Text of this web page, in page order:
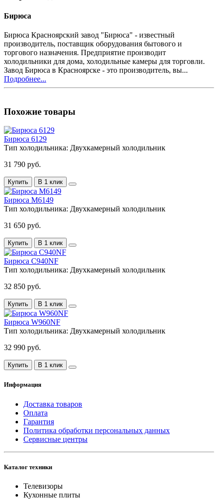
Бирюса
Бирюса Красноярский завод "Бирюса" - известный
производитель, поставщик оборудования бытового и
торгового назначения. Предприятие производит
холодильники для дома, холодильные камеры для торговли.
Завод Бирюса в Красноярске - это производитель, вы...
Подробнее...
Похожие товары
Бирюса 6129
Тип холодильника: Двухкамерный холодильник
31 790 руб.
Купить В 1 клик
Бирюса M6149
Тип холодильника: Двухкамерный холодильник
31 650 руб.
Купить В 1 клик
Бирюса C940NF
Тип холодильника: Двухкамерный холодильник
32 850 руб.
Купить В 1 клик
Бирюса W960NF
Тип холодильника: Двухкамерный холодильник
32 990 руб.
Купить В 1 клик
Информация
Доставка товаров
Оплата
Гарантия
Политика обработки персональных данных
Сервисные центры
Каталог техники
Телевизоры
Кухонные плиты